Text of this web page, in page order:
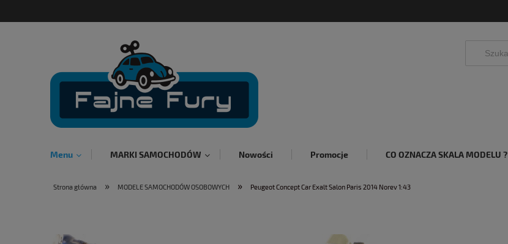
Menu MARKI SAMOCHODÓW Nowości Promocje CO OZNACZA SKALA MODELU ?
Strona główna » MODELE SAMOCHODÓW OSOBOWYCH » Peugeot Concept Car Exalt Salon Paris 2014 Norev 1:43